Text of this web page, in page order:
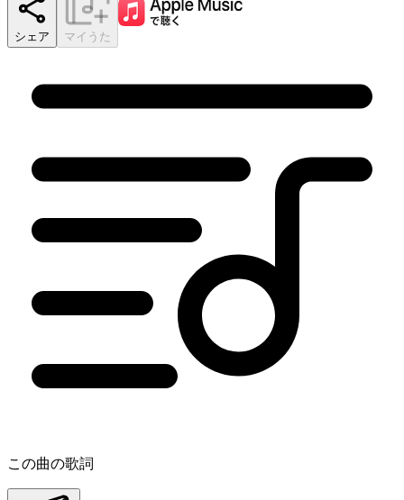
シェア マイうた
この曲の歌詞